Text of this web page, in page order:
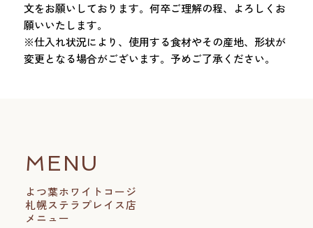
文をお願いしております。何卒ご理解の程、よろしくお
願いいたします。
※仕入れ状況により、使用する食材やその産地、形状が
変更となる場合がございます。予めご了承ください。
MENU
よつ葉ホワイトコージ
札幌ステラプレイス店
メニュー